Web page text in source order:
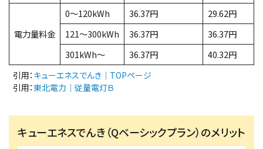
電力量料金
0～120kWh 36.37円
29.62円
121～300kWh
36.37円
36.37円
301kWh～
36.37円 40.32円
引用： キューエネスでんき｜TOPページ
引用：東北電力｜従量電灯Ｂ
キューエネスでんき（Qベーシックプラン）のメリット